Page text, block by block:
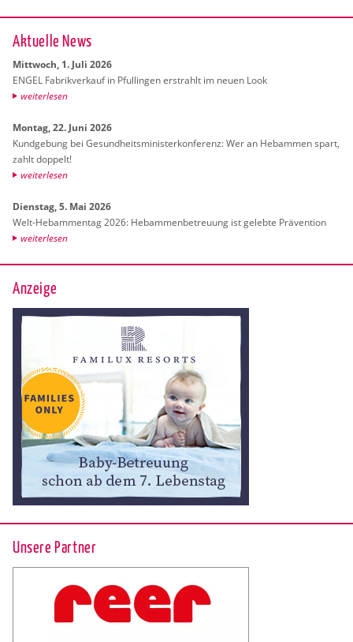
Ak­tu­el­le News
Mitt­woch, 1. Juli 2026
ENGEL Fa­brik­ver­kauf in Pful­lin­gen er­strahlt im neuen Look
wei­ter­le­sen
Mon­tag, 22. Juni 2026
Kund­ge­bung bei Ge­sund­heits­mi­nis­ter­kon­fe­renz: Wer an Heb­am­men spart,
zahlt dop­pelt!
wei­ter­le­sen
Diens­tag, 5. Mai 2026
Welt-Heb­am­men­tag 2026: Heb­am­men­be­treu­ung ist ge­leb­te Prä­ven­ti­on
wei­ter­le­sen
Anzeige
Unsere Partner